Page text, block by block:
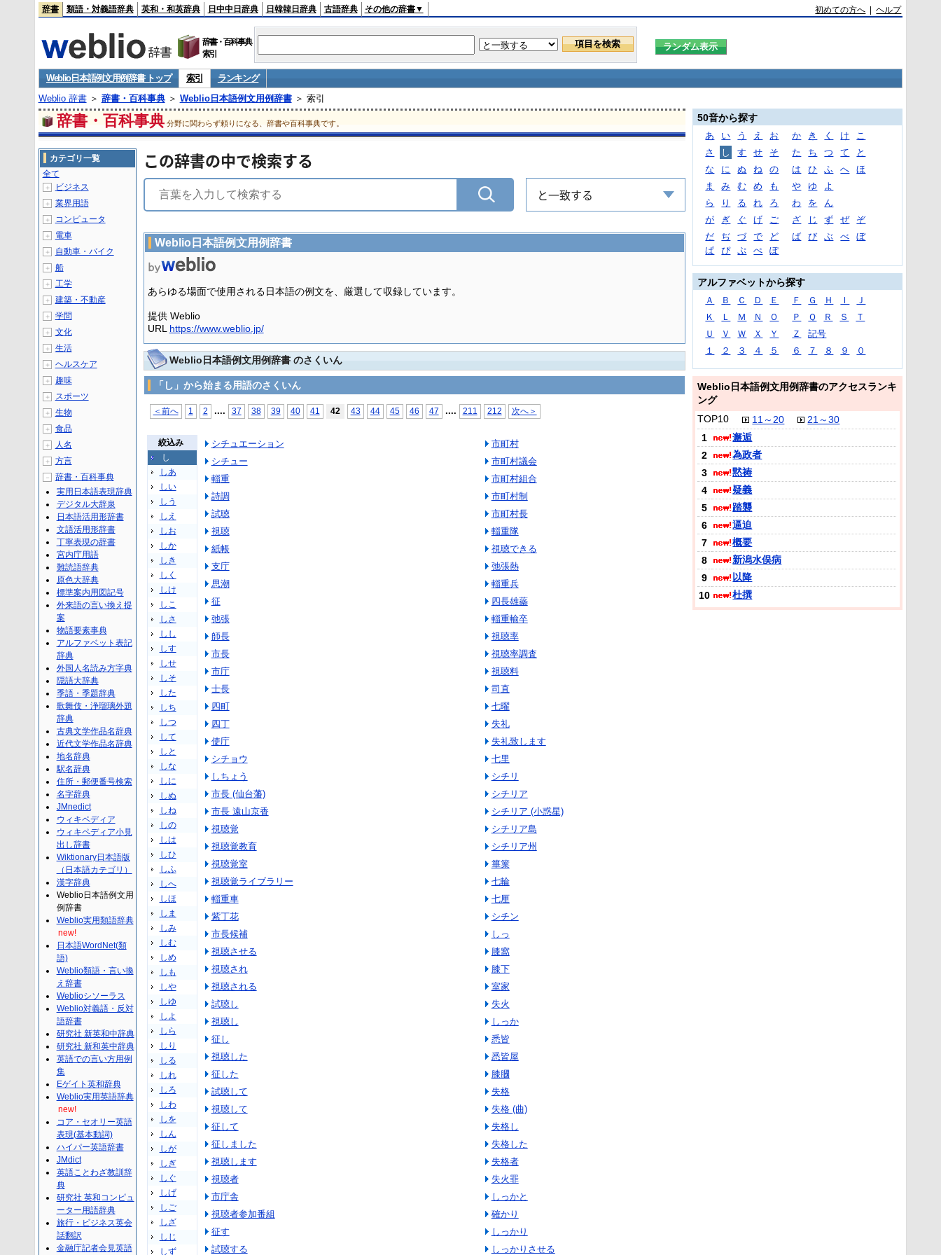
辞書 類語・対義語辞典 英和・和英辞典 日中中日辞典 日韓韓日辞典 古語辞典 その他の辞書▼ 初めての方へ |ヘルプ
辞書・百科事典
索引
Weblio日本語例文用例辞書 トップ 索引
ランキング
Weblio 辞書＞ 辞書・百科事典＞ Weblio日本語例文用例辞書＞ 索引
辞書・百科事典 分野に関わらず頼りになる、辞書や百科事典です。
この辞書の中で検索する
と一致する
Weblio日本語例文用例辞書
あらゆる場面で使用される日本語の例文を、厳選して収録しています。
提供 Weblio
URL https://www.weblio.jp/
Weblio日本語例文用例辞書 のさくいん
「し」から始まる用語のさくいん
＜前へ 1 2 .... 37 38 39 40 41 42 43 44 45 46 47 .... 211 212 次へ＞
絞込み
し
しあ
しい
しう
しえ
しお
しか
しき
しく
しけ
しこ
しさ
しし
しす
しせ
しそ
した
しち
しつ
して
しと
しな
しに
しぬ
しね
しの
しは
しひ
しふ
しへ
しほ
しま
しみ
しむ
しめ
しも
しや
しゆ
しよ
しら
しり
しる
しれ
しろ
しわ
しを
しん
しが
しぎ
しぐ
しげ
しご
しざ
しじ
しず
シチュエーション
シチュー
輜重
詩調
試聴
視聴
紙帳
支庁
思潮
征
弛張
師長
市長
市庁
士長
四町
四丁
使庁
シチョウ
しちょう
市長 (仙台藩)
市長 遠山京香
視聴覚
視聴覚教育
視聴覚室
視聴覚ライブラリー
輜重車
紫丁花
市長候補
視聴させる
視聴され
視聴される
試聴し
視聴し
征し
視聴した
征した
試聴して
視聴して
征して
征しました
視聴します
視聴者
市庁舎
視聴者参加番組
征す
試聴する
市町村
市町村議会
市町村組合
市町村制
市町村長
輜重隊
視聴できる
弛張熱
輜重兵
四長雄蘂
輜重輸卒
視聴率
視聴率調査
視聴料
司直
七曜
失礼
失礼致します
七里
シチリ
シチリア
シチリア (小惑星)
シチリア島
シチリア州
篳篥
七輪
七厘
シチン
しっ
膝窩
膝下
室家
失火
しっか
悉皆
悉皆屋
膝膕
失格
失格 (曲)
失格し
失格した
失格者
失火罪
しっかと
確かり
しっかり
しっかりさせる
カテゴリ一覧
全て
＋ ビジネス
＋ 業界用語
＋ コンピュータ
＋ 電車
＋ 自動車・バイク
＋ 船
＋ 工学
＋ 建築・不動産
＋ 学問
＋ 文化
＋ 生活
＋ ヘルスケア
＋ 趣味
＋ スポーツ
＋ 生物
＋ 食品
＋ 人名
＋ 方言
－
辞書・百科事典
実用日本語表現辞典
デジタル大辞泉
日本語活用形辞書
文語活用形辞書
丁寧表現の辞書
宮内庁用語
難読語辞典
原色大辞典
標準案内用図記号
外来語の言い換え提
案
物語要素事典
アルファベット表記
辞典
外国人名読み方字典
隠語大辞典
季語・季題辞典
歌舞伎・浄瑠璃外題
辞典
古典文学作品名辞典
近代文学作品名辞典
地名辞典
駅名辞典
住所・郵便番号検索
名字辞典
JMnedict
ウィキペディア
ウィキペディア小見
出し辞書
Wiktionary日本語版
（日本語カテゴリ）
漢字辞典
Weblio日本語例文用
例辞書
Weblio実用類語辞典
new!
日本語WordNet(類
語)
Weblio類語・言い換
え辞書
Weblioシソーラス
Weblio対義語・反対
語辞書
研究社 新英和中辞典
研究社 新和英中辞典
英語での言い方用例
集
Eゲイト英和辞典
Weblio実用英語辞典
new!
コア・セオリー英語
表現(基本動詞)
ハイパー英語辞書
JMdict
英語ことわざ教訓辞
典
研究社 英和コンピュ
ーター用語辞典
旅行・ビジネス英会
話翻訳
金融庁記者会見英語
50音から探す
あ い う え お か き く け
こ
さ
し す せ そ た ち つ て
と
な
に ぬ ね の は ひ ふ へ
ほ
ま
み む め も や ゆ
よ
ら
り る れ ろ わ を
ん
が
ぎ ぐ げ ご ざ じ ず ぜ
ぞ
だ
ぢ づ で ど ば び ぶ べ
ぼ
ぱ
ぴ ぷ ぺ ぽ
アルファベットから探す
Ａ Ｂ Ｃ Ｄ Ｅ Ｆ Ｇ Ｈ Ｉ
Ｊ
Ｋ
Ｌ Ｍ Ｎ Ｏ Ｐ Ｑ Ｒ Ｓ
Ｔ
Ｕ
Ｖ Ｗ Ｘ Ｙ Ｚ
記号
１
２ ３ ４ ５ ６ ７ ８ ９ ０
Weblio日本語例文用例辞書のアクセスランキ
ング
TOP10
11～20
21～30
1
邂逅
2
為政者
3
黙祷
4
疑義
5
踏襲
6
逼迫
7
概要
8
新潟水俣病
9
以降
10
杜撰